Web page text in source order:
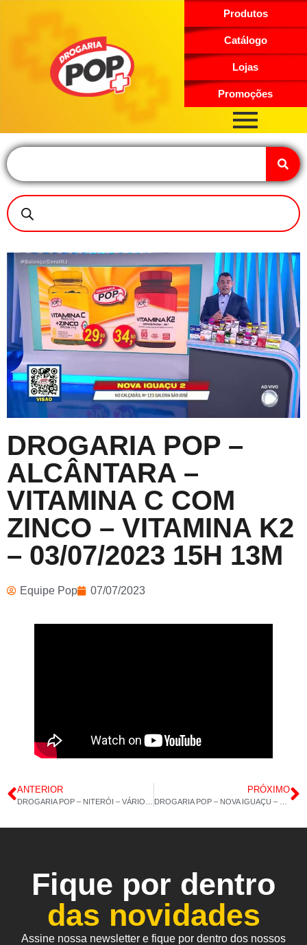
Produtos
Catálogo
Lojas
Promoções
DROGARIA POP –
ALCÂNTARA –
VITAMINA C COM
ZINCO – VITAMINA K2
– 03/07/2023 15H 13M
Equipe Pop 07/07/2023
ANTERIOR PRÓXIMO
Fique por dentro
das novidades
Assine nossa newsletter e fique por dentro dos nossos